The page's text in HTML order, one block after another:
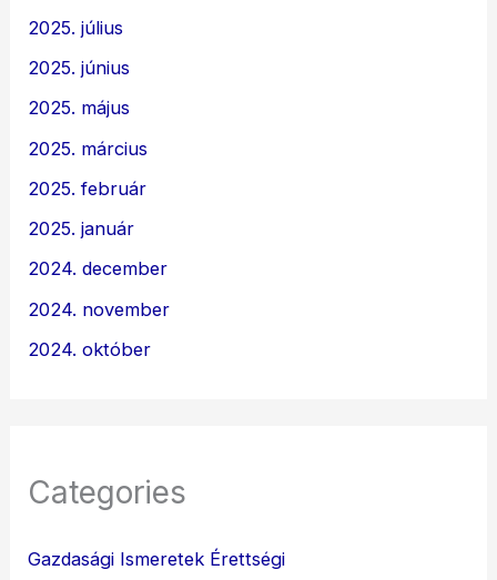
2025. július
2025. június
2025. május
2025. március
2025. február
2025. január
2024. december
2024. november
2024. október
Categories
Gazdasági Ismeretek Érettségi